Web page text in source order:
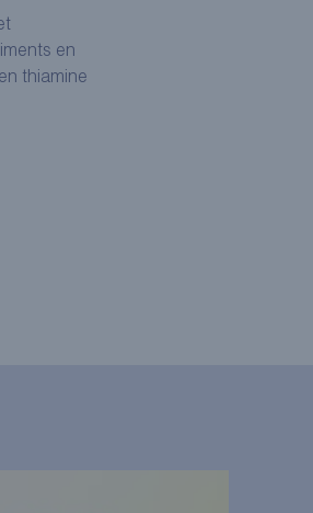
en
thiamine